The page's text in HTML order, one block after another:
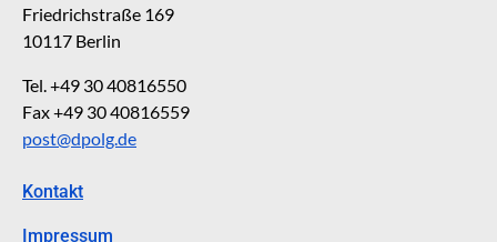
Friedrichstraße 169
10117 Berlin
Tel. +49 30 40816550
Fax +49 30 40816559
post@dpolg.de
Kontakt
Impressum